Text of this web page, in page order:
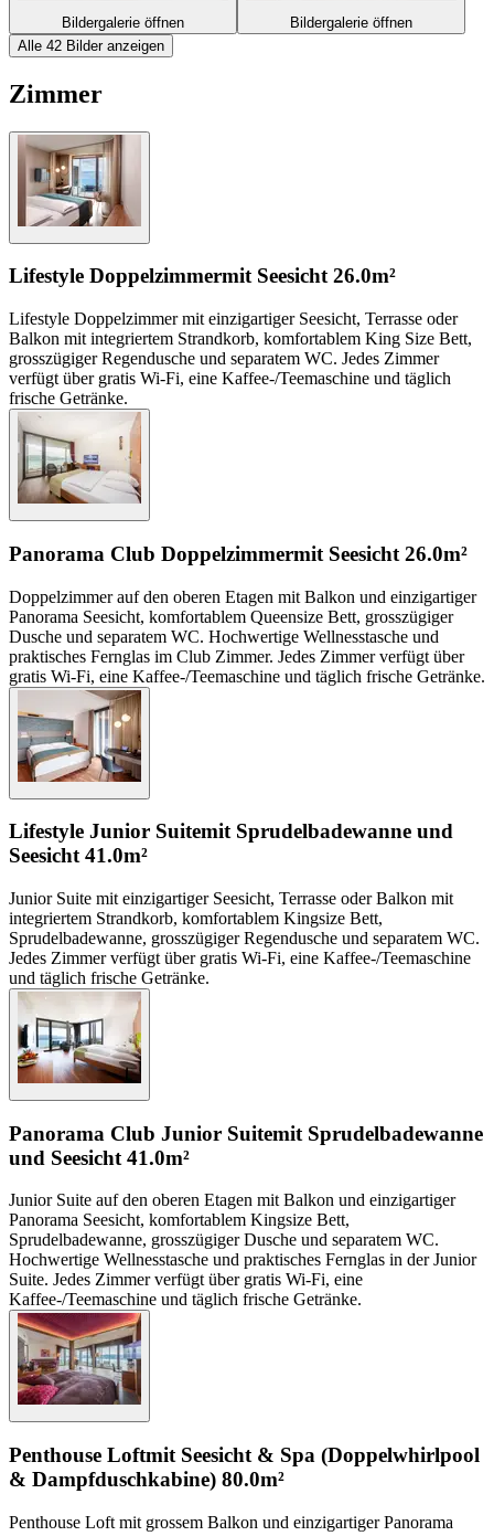
Bildergalerie öffnen
Bildergalerie öffnen
Alle 42 Bilder anzeigen
Zimmer
Lifestyle Doppelzimmermit Seesicht26.0m²
Lifestyle Doppelzimmer mit einzigartiger Seesicht, Terrasse oder
Balkon mit integriertem Strandkorb, komfortablem King Size Bett,
grosszügiger Regendusche und separatem WC. Jedes Zimmer
verfügt über gratis Wi-Fi, eine Kaffee-/Teemaschine und täglich
frische Getränke.
Panorama Club Doppelzimmermit Seesicht 26.0m²
Doppelzimmer auf den oberen Etagen mit Balkon und einzigartiger
Panorama Seesicht, komfortablem Queensize Bett, grosszügiger
Dusche und separatem WC. Hochwertige Wellnesstasche und
praktisches Fernglas im Club Zimmer. Jedes Zimmer verfügt über
gratis Wi-Fi, eine Kaffee-/Teemaschine und täglich frische Getränke.
Lifestyle Junior Suitemit Sprudelbadewanne und
Seesicht41.0m²
Junior Suite mit einzigartiger Seesicht, Terrasse oder Balkon mit
integriertem Strandkorb, komfortablem Kingsize Bett,
Sprudelbadewanne, grosszügiger Regendusche und separatem WC.
Jedes Zimmer verfügt über gratis Wi-Fi, eine Kaffee-/Teemaschine
und täglich frische Getränke.
Panorama Club Junior Suitemit Sprudelbadewanne
und Seesicht 41.0m²
Junior Suite auf den oberen Etagen mit Balkon und einzigartiger
Panorama Seesicht, komfortablem Kingsize Bett,
Sprudelbadewanne, grosszügiger Dusche und separatem WC.
Hochwertige Wellnesstasche und praktisches Fernglas in der Junior
Suite. Jedes Zimmer verfügt über gratis Wi-Fi, eine
Kaffee-/Teemaschine und täglich frische Getränke.
Penthouse Loftmit Seesicht & Spa (Doppelwhirlpool
& Dampfduschkabine) 80.0m²
Penthouse Loft mit grossem Balkon und einzigartiger Panorama